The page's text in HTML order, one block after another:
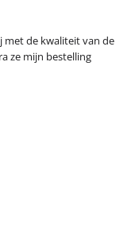
met de kwaliteit van de
ze mijn bestelling